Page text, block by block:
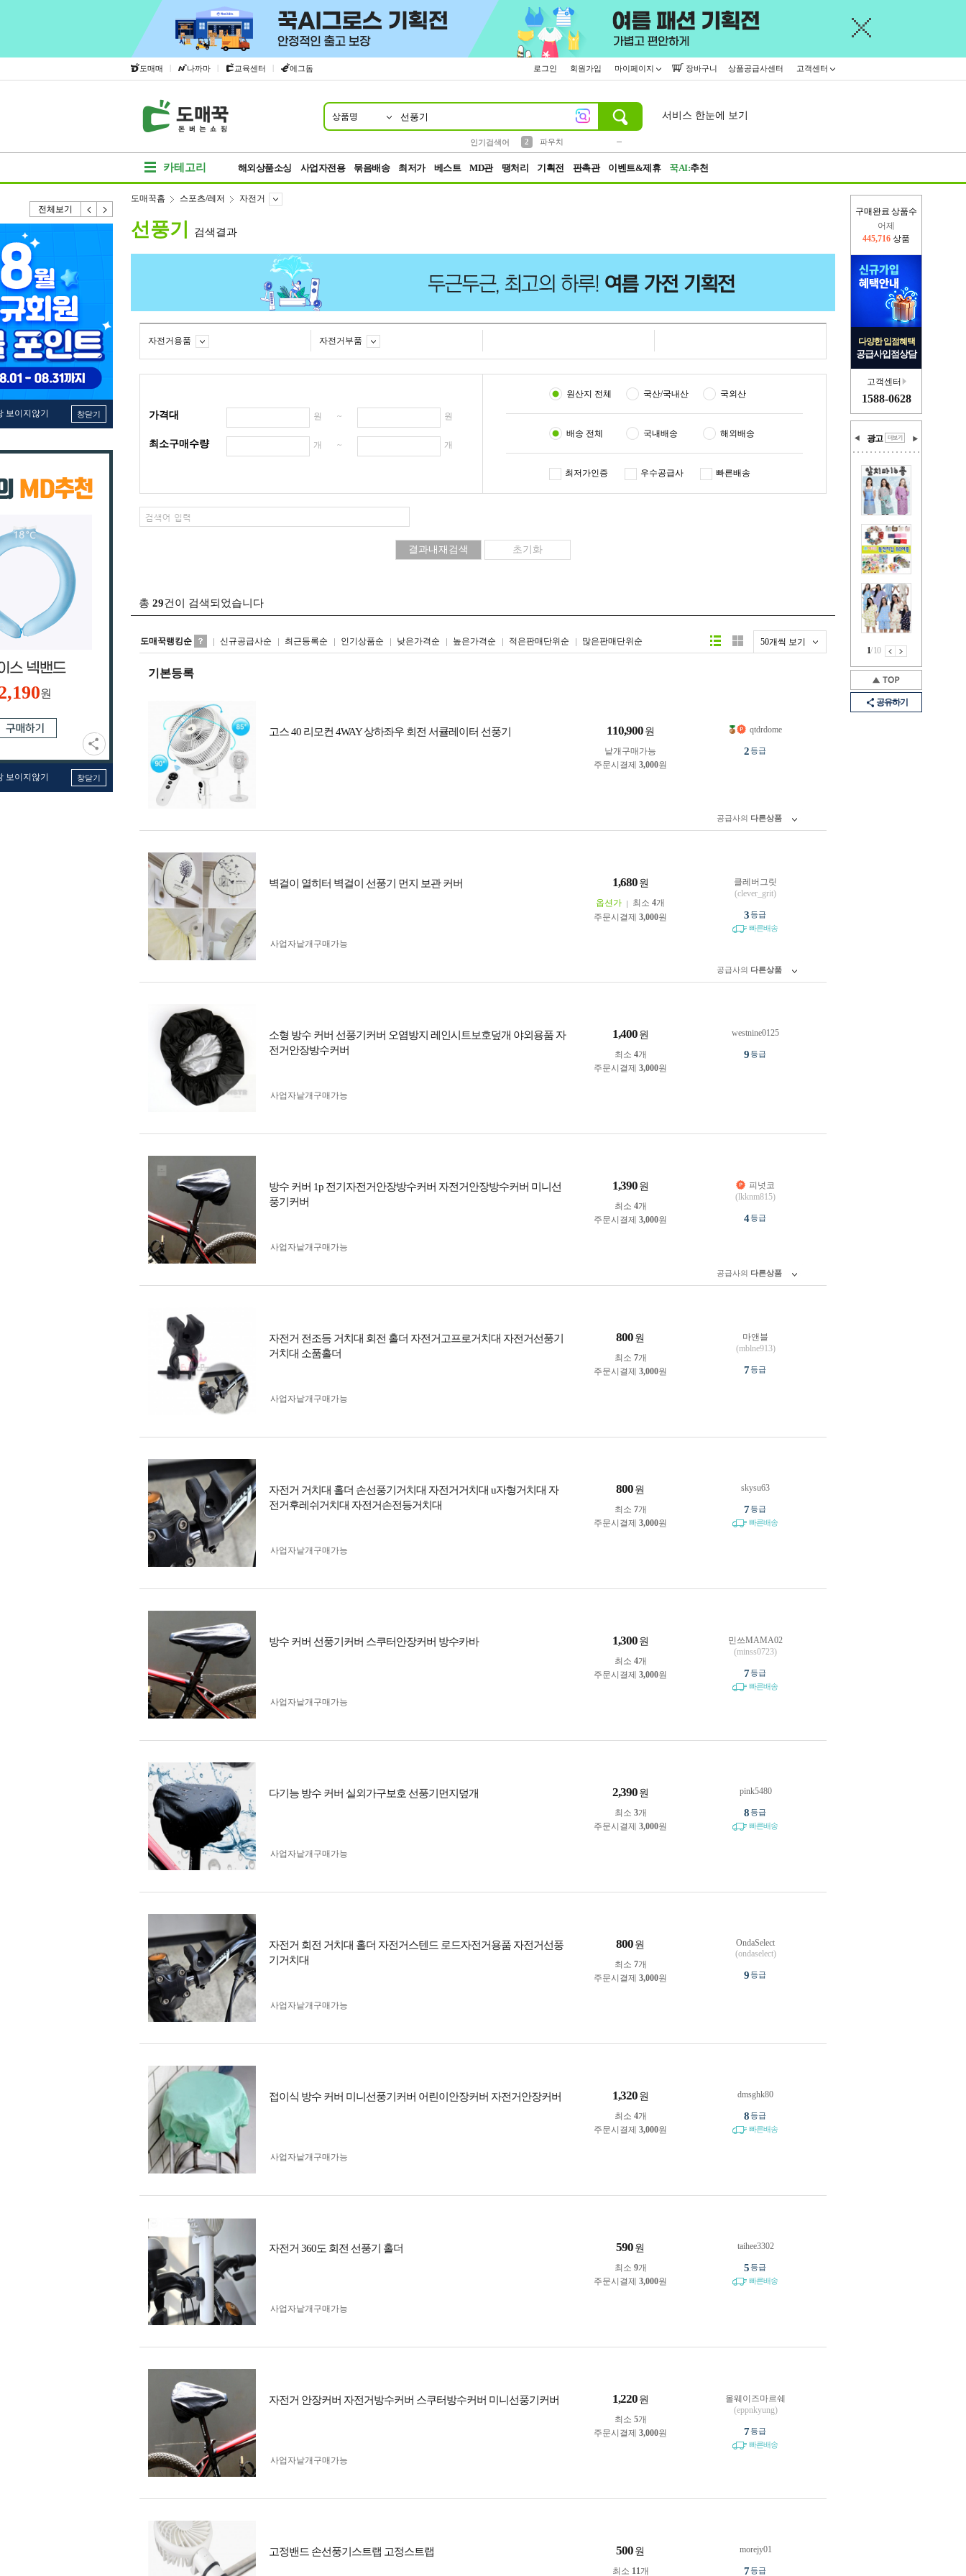
도매매 | 나까마 | 교육센터 | 에그돔 로그인 회원가입 마이페이지 장바구니 상품공급사센터 고객센터
상품명
인기검색어
2
파우치
서비스 한눈에 보기
카테고리 해외상품소싱 사업자전용 묶음배송 최저가 베스트 MD관 땡처리 기획전 판촉관 이벤트&제휴 꾹AI:추천
전체보기
보이지않기 창닫기
원
보이지않기 창닫기
구매완료 상품수
445,716 상품
오늘(현재)
15,268 상품
다양한 입점혜택
공급사입점상담
고객센터
1588-0628
광고
1/10
공유하기
도매꾹홈 스포츠/레저 자전거
선풍기 검색결과
자전거용품 자전거부품
가격대 원 ~ 원
최소구매수량 개 ~ 개
원산지 전체 국산/국내산 국외산
배송 전체 국내배송 해외배송
최저가인증 우수공급사 빠른배송
총 29건이 검색되었습니다
도매꾹랭킹순 신규공급사순 최근등록순 인기상품순 낮은가격순 높은가격순 적은판매단위순 많은판매단위순 50개씩 보기
리스트형갤러리형
기본등록
고스 40 리모컨 4WAY 상하좌우 회전 서큘레이터 선풍기 110,900 원
낱개구매가능
주문시결제 3,000원
qtdrdome
2등급
공급사의 다른상품
벽걸이 열히터 벽걸이 선풍기 먼지 보관 커버 1,680 원
옵션가 최소 4개
주문시결제 3,000원
사업자 낱개구매가능
클레버그릿
(clever_grit)
3등급
빠른배송
공급사의 다른상품
소형 방수 커버 선풍기커버 오염방지 레인시트보호덮개 야외용품 자
전거안장방수커버
1,400 원
최소 4개
주문시결제 3,000원
사업자 낱개구매가능
westnine0125
9등급
방수 커버 1p 전기자전거안장방수커버 자전거안장방수커버 미니선
풍기커버
1,390 원
최소 4개
주문시결제 3,000원
사업자 낱개구매가능
피넛코
(lkknm815)
4등급
공급사의 다른상품
자전거 전조등 거치대 회전 홀더 자전거고프로거치대 자전거선풍기
거치대 소품홀더
800 원
최소 7개
주문시결제 3,000원
사업자 낱개구매가능
마앤블
(mblne913)
7등급
자전거 거치대 홀더 손선풍기거치대 자전거거치대 u자형거치대 자
전거후레쉬거치대 자전거손전등거치대
800 원
최소 7개
주문시결제 3,000원
사업자 낱개구매가능
skysu63
7등급
빠른배송
방수 커버 선풍기커버 스쿠터안장커버 방수카바 1,300 원
최소 4개
주문시결제 3,000원
사업자 낱개구매가능
민쓰MAMA02
(minss0723)
7등급
빠른배송
다기능 방수 커버 실외가구보호 선풍기먼지덮개 2,390 원
최소 3개
주문시결제 3,000원
사업자 낱개구매가능
pink5480
8등급
빠른배송
자전거 회전 거치대 홀더 자전거스텐드 로드자전거용품 자전거선풍
기거치대
800 원
최소 7개
주문시결제 3,000원
사업자 낱개구매가능
OndaSelect
(ondaselect)
9등급
접이식 방수 커버 미니선풍기커버 어린이안장커버 자전거안장커버 1,320 원
최소 4개
주문시결제 3,000원
사업자 낱개구매가능
dmsghk80
8등급
빠른배송
자전거 360도 회전 선풍기 홀더 590 원
최소 9개
주문시결제 3,000원
사업자 낱개구매가능
taihee3302
5등급
빠른배송
자전거 안장커버 자전거방수커버 스쿠터방수커버 미니선풍기커버 1,220 원
최소 5개
주문시결제 3,000원
사업자 낱개구매가능
올웨이즈마르쉐
(eppnkyung)
7등급
빠른배송
고정밴드 손선풍기스트랩 고정스트랩 500 원
최소 11개
morejy01
7등급